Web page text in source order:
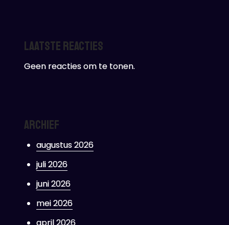
Laatste reacties
Geen reacties om te tonen.
Archief
augustus 2026
juli 2026
juni 2026
mei 2026